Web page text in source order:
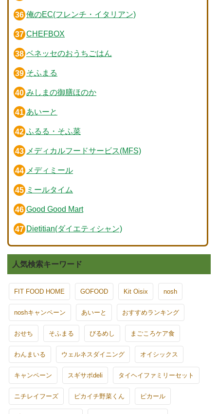
俺のEC(フレンチ・イタリアン)
CHEFBOX
ベネッセのおうちごはん
そふまる
みしまの御膳ほのか
あいーと
ふるる・そふ菜
メディカルフードサービス(MFS)
メディミール
ミールタイム
Good Good Mart
Dietitian(ダイエティシャン)
人気検索キーワード
FIT FOOD HOME GOFOOD Kit Oisix nosh
noshキャンペーン あいーと おすすめランキング
おせち そふまる びるめし まごころケア食
わんまいる ウェルネスダイニング オイシックス
キャンペーン スギサポdeli タイヘイファミリーセット
ニチレイフーズ ピカイチ野菜くん ピカール